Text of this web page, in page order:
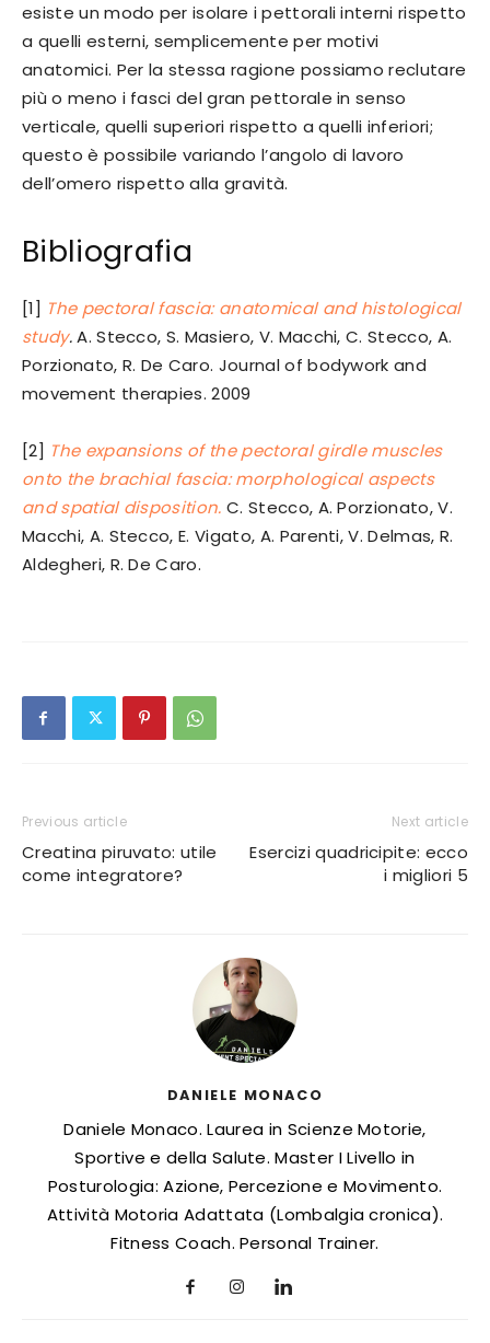
esiste un modo per isolare i pettorali interni rispetto
a quelli esterni, semplicemente per motivi
anatomici. Per la stessa ragione possiamo reclutare
più o meno i fasci del gran pettorale in senso
verticale, quelli superiori rispetto a quelli inferiori;
questo è possibile variando l’angolo di lavoro
dell’omero rispetto alla gravità.
Bibliografia
[1] The pectoral fascia: anatomical and histological
study.A. Stecco, S. Masiero, V. Macchi, C. Stecco, A.
Porzionato, R. De Caro. Journal of bodywork and
movement therapies. 2009
[2] The expansions of the pectoral girdle muscles
onto the brachial fascia: morphological aspects
and spatial disposition. C. Stecco, A. Porzionato, V.
Macchi, A. Stecco, E. Vigato, A. Parenti, V. Delmas, R.
Aldegheri, R. De Caro.
Previous article
Creatina piruvato: utile
come integratore?
Next article
Esercizi quadricipite: ecco
i migliori 5
DANIELE MONACO
Daniele Monaco. Laurea in Scienze Motorie,
Sportive e della Salute. Master I Livello in
Posturologia: Azione, Percezione e Movimento.
Attività Motoria Adattata (Lombalgia cronica).
Fitness Coach. Personal Trainer.